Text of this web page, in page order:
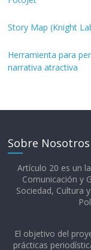
Story Map (Knight
Herramienta para
narrativa atractiva
Sobre Nosotros
Artículo 20 es un
Comunicación y
Sociedad, Cultura
El objetivo del
prácticas